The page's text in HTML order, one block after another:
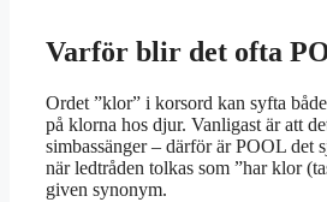
Varför blir det ofta
Ordet ”klor” i korsord kan syfta
på klorna hos djur. Vanligast är att
simbassänger – därför är POOL det
när ledtråden tolkas som ”har klor
given synonym.